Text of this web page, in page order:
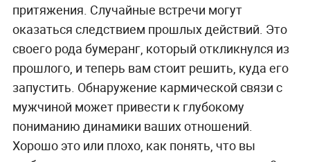
притяжения. Случайные встречи могут
оказаться следствием прошлых действий. Это
своего рода бумеранг, который откликнулся из
прошлого, и теперь вам стоит решить, куда его
запустить. Обнаружение кармической связи с
мужчиной может привести к глубокому
пониманию динамики ваших отношений.
Хорошо это или плохо, как понять, что вы